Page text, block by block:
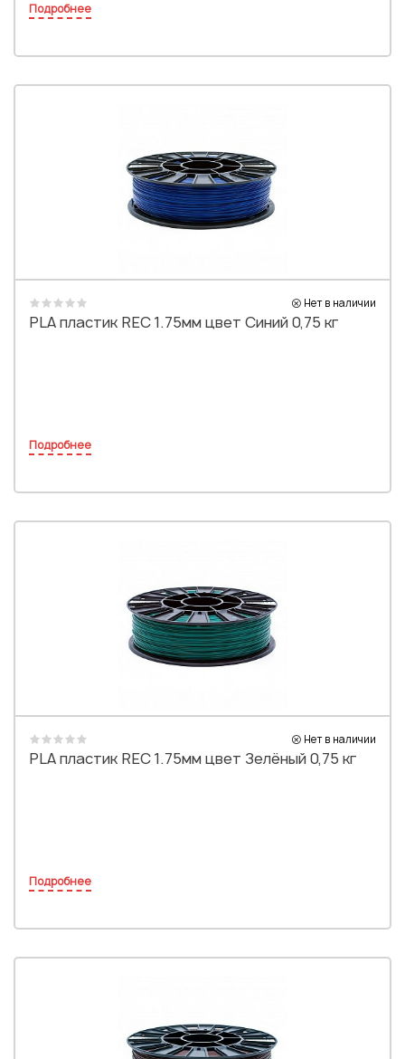
Подробнее
Нет в наличии
PLA пластик REC 1.75мм цвет Синий 0,75 кг
Подробнее
Нет в наличии
PLA пластик REC 1.75мм цвет Зелёный 0,75 кг
Подробнее